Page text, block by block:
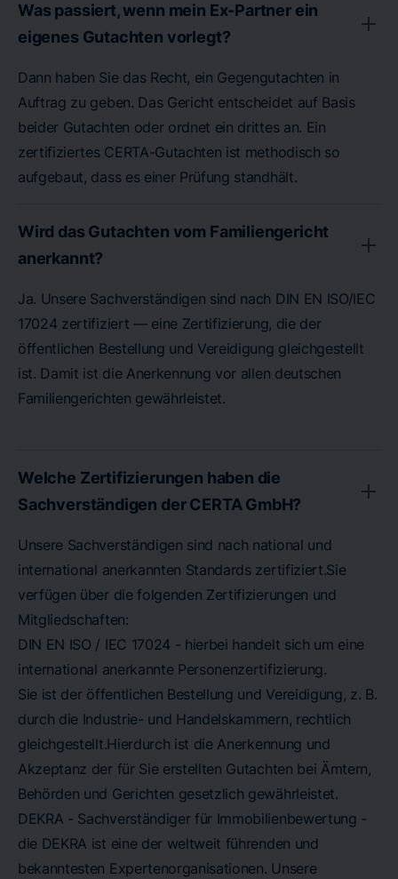
Was passiert, wenn mein Ex-Partner ein
eigenes Gutachten vorlegt?
Dann haben Sie das Recht, ein Gegengutachten in
Auftrag zu geben. Das Gericht entscheidet auf Basis
beider Gutachten oder ordnet ein drittes an. Ein
zertifiziertes CERTA-Gutachten ist methodisch so
aufgebaut, dass es einer Prüfung standhält.
Wird das Gutachten vom Familiengericht
anerkannt?
Ja. Unsere Sachverständigen sind nach DIN EN ISO/IEC
17024 zertifiziert — eine Zertifizierung, die der
öffentlichen Bestellung und Vereidigung gleichgestellt
ist. Damit ist die Anerkennung vor allen deutschen
Familiengerichten gewährleistet.
Welche Zertifizierungen haben die
Sachverständigen der CERTA GmbH?
Unsere Sachverständigen sind nach national und
international anerkannten Standards zertifiziert.Sie
verfügen über die folgenden Zertifizierungen und
Mitgliedschaften:
DIN EN ISO / IEC 17024 - hierbei handelt sich um eine
international anerkannte Personenzertifizierung.
Sie ist der öffentlichen Bestellung und Vereidigung, z. B.
durch die Industrie- und Handelskammern, rechtlich
gleichgestellt.Hierdurch ist die Anerkennung und
Akzeptanz der für Sie erstellten Gutachten bei Ämtern,
Behörden und Gerichten gesetzlich gewährleistet.
DEKRA - Sachverständiger für Immobilienbewertung -
die DEKRA ist eine der weltweit führenden und
bekanntesten Expertenorganisationen. Unsere